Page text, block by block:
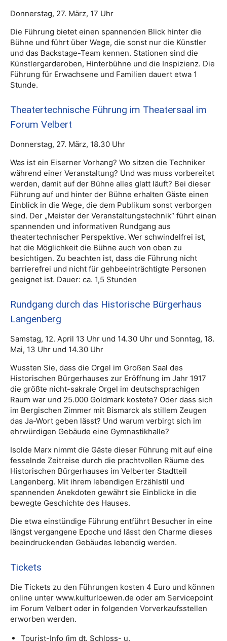
Donnerstag, 27. März, 17 Uhr
Die Führung bietet einen spannenden Blick hinter die
Bühne und führt über Wege, die sonst nur die Künstler
und das Backstage-Team kennen. Stationen sind die
Künstlergarderoben, Hinterbühne und die Inspizienz. Die
Führung für Erwachsene und Familien dauert etwa 1
Stunde.
Theatertechnische Führung im Theatersaal im
Forum Velbert
Donnerstag, 27. März, 18.30 Uhr
Was ist ein Eiserner Vorhang? Wo sitzen die Techniker
während einer Veranstaltung? Und was muss vorbereitet
werden, damit auf der Bühne alles glatt läuft? Bei dieser
Führung auf und hinter der Bühne erhalten Gäste einen
Einblick in die Wege, die dem Publikum sonst verborgen
sind. Der „Meister der Veranstaltungstechnik“ führt einen
spannenden und informativen Rundgang aus
theatertechnischer Perspektive. Wer schwindelfrei ist,
hat die Möglichkeit die Bühne auch von oben zu
besichtigen. Zu beachten ist, dass die Führung nicht
barrierefrei und nicht für gehbeeinträchtigte Personen
geeignet ist. Dauer: ca. 1,5 Stunden
Rundgang durch das Historische Bürgerhaus
Langenberg
Samstag, 12. April 13 Uhr und 14.30 Uhr und Sonntag, 18.
Mai, 13 Uhr und 14.30 Uhr
Wussten Sie, dass die Orgel im Großen Saal des
Historischen Bürgerhauses zur Eröffnung im Jahr 1917
die größte nicht-sakrale Orgel im deutschsprachigen
Raum war und 25.000 Goldmark kostete? Oder dass sich
im Bergischen Zimmer mit Bismarck als stillem Zeugen
das Ja-Wort geben lässt? Und warum verbirgt sich im
ehrwürdigen Gebäude eine Gymnastikhalle?
Isolde Marx nimmt die Gäste dieser Führung mit auf eine
fesselnde Zeitreise durch die prachtvollen Räume des
Historischen Bürgerhauses im Velberter Stadtteil
Langenberg. Mit ihrem lebendigen Erzählstil und
spannenden Anekdoten gewährt sie Einblicke in die
bewegte Geschichte des Hauses.
Die etwa einstündige Führung entführt Besucher in eine
längst vergangene Epoche und lässt den Charme dieses
beeindruckenden Gebäudes lebendig werden.
Tickets
Die Tickets zu den Führungen kosten 4 Euro und können
online unter www.kulturloewen.de oder am Servicepoint
im Forum Velbert oder in folgenden Vorverkaufsstellen
erworben werden.
Tourist-Info (im dt. Schloss- u.